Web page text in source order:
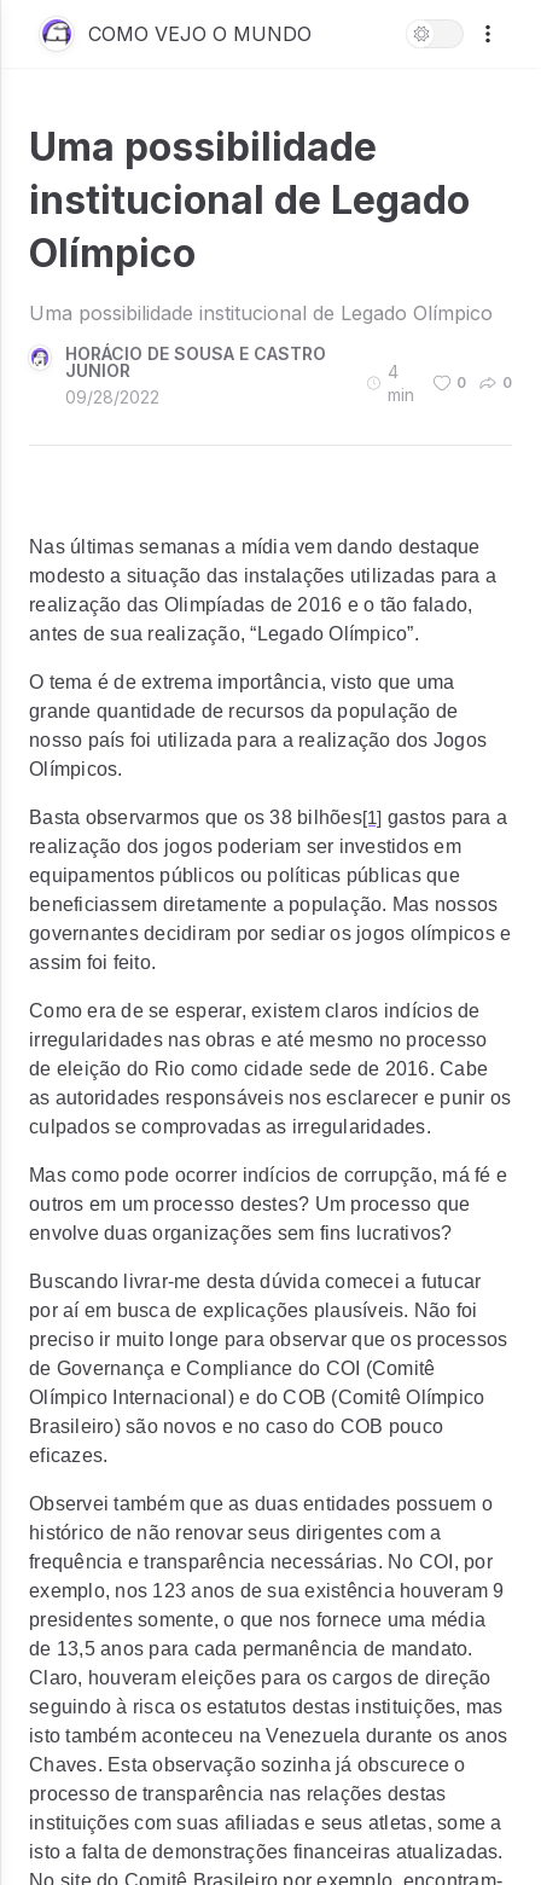
COMO VEJO O MUNDO
Uma possibilidade
institucional de Legado
Olímpico
Uma possibilidade institucional de Legado Olímpico
HORÁCIO DE SOUSA E CASTRO
JUNIOR
09/28/2022
4
min
0 0
Nas últimas semanas a mídia vem dando destaque
modesto a situação das instalações utilizadas para a
realização das Olimpíadas de 2016 e o tão falado,
antes de sua realização, “Legado Olímpico”.
O tema é de extrema importância, visto que uma
grande quantidade de recursos da população de
nosso país foi utilizada para a realização dos Jogos
Olímpicos.
Basta observarmos que os 38 bilhões[1] gastos para a
realização dos jogos poderiam ser investidos em
equipamentos públicos ou políticas públicas que
beneficiassem diretamente a população. Mas nossos
governantes decidiram por sediar os jogos olímpicos e
assim foi feito.
Como era de se esperar, existem claros indícios de
irregularidades nas obras e até mesmo no processo
de eleição do Rio como cidade sede de 2016. Cabe
as autoridades responsáveis nos esclarecer e punir os
culpados se comprovadas as irregularidades.
Mas como pode ocorrer indícios de corrupção, má fé e
outros em um processo destes? Um processo que
envolve duas organizações sem fins lucrativos?
Buscando livrar-me desta dúvida comecei a futucar
por aí em busca de explicações plausíveis. Não foi
preciso ir muito longe para observar que os processos
de Governança e Compliance do COI (Comitê
Olímpico Internacional) e do COB (Comitê Olímpico
Brasileiro) são novos e no caso do COB pouco
eficazes.
Observei também que as duas entidades possuem o
histórico de não renovar seus dirigentes com a
frequência e transparência necessárias. No COI, por
exemplo, nos 123 anos de sua existência houveram 9
presidentes somente, o que nos fornece uma média
de 13,5 anos para cada permanência de mandato.
Claro, houveram eleições para os cargos de direção
seguindo à risca os estatutos destas instituições, mas
isto também aconteceu na Venezuela durante os anos
Chaves. Esta observação sozinha já obscurece o
processo de transparência nas relações destas
instituições com suas afiliadas e seus atletas, some a
isto a falta de demonstrações financeiras atualizadas.
No site do Comitê Brasileiro por exemplo, encontram-